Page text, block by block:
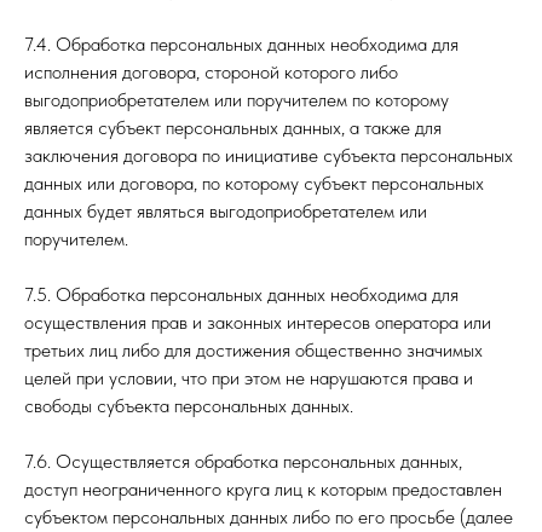
7.4. Обработка персональных данных необходима для
исполнения договора, стороной которого либо
выгодоприобретателем или поручителем по которому
является субъект персональных данных, а также для
заключения договора по инициативе субъекта персональных
данных или договора, по которому субъект персональных
данных будет являться выгодоприобретателем или
поручителем.
7.5. Обработка персональных данных необходима для
осуществления прав и законных интересов оператора или
третьих лиц либо для достижения общественно значимых
целей при условии, что при этом не нарушаются права и
свободы субъекта персональных данных.
7.6. Осуществляется обработка персональных данных,
доступ неограниченного круга лиц к которым предоставлен
субъектом персональных данных либо по его просьбе (далее